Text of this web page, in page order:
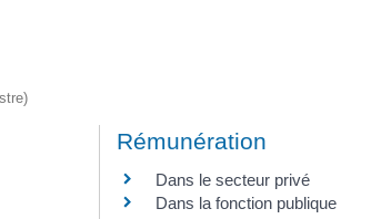
Rémunération
Dans le secteur privé
Dans la fonction publique